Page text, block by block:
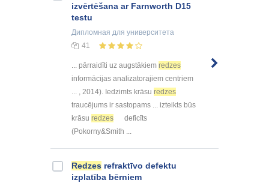
izvērtēšana ar Farnworth D15
testu
Дипломная для университета
41
... pārraidīti uz augstākiem redzes
informācijas analizatorajiem centriem
... , 2014). Iedzimts krāsu redzes
traucējums ir sastopams ... izteikts būs
krāsu redzes
deficīts
(Pokorny&Smith ...
Redzes refraktīvo defektu
izplatība bērniem